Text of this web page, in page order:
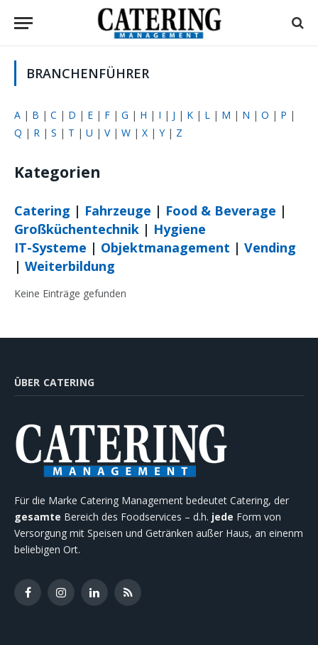
BRANCHENFÜHRER
A | B | C | D | E | F | G | H | I | J | K | L | M | N | O | P |
Q | R | S | T | U | V| W | X | Y| Z
Kategorien
Catering | Fahrzeuge | Food & Beverage |
Großküchentechnik | Hygiene
IT-Systeme | Objektmanagement | Vending
| Weiterbildung
Keine Einträge gefunden
ÜBER CATERING
Für die Marke Catering Management bedeutet Catering, der
gesamte Bereich des Foodservices – d.h. jede Form von
Versorgung mit Speisen und Getränken außer Haus, an einenm
beliebigen Ort.
FacebookInstagramLinkedInRSS